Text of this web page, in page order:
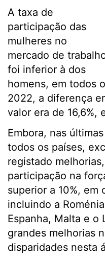
A taxa de
participação das
mulheres no
mercado de
foi inferior à dos
homens, em todos
2022, a diferença
valor era de 16,6%,
Embora, nas
todos os países,
registado
participação na
superior a 10%, em
incluindo a
Espanha, Malta e o
grandes melhorias
disparidades nesta